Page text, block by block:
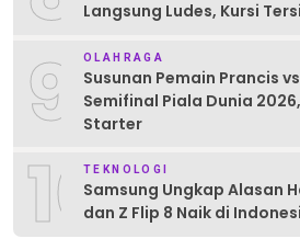
Langsung Ludes, Kursi
9 OLAHRAGA
Susunan Pemain Prancis
Semifinal Piala Dunia
Starter
10TEKNOLOGI
Samsung Ungkap Alasan
dan Z Flip 8 Naik di